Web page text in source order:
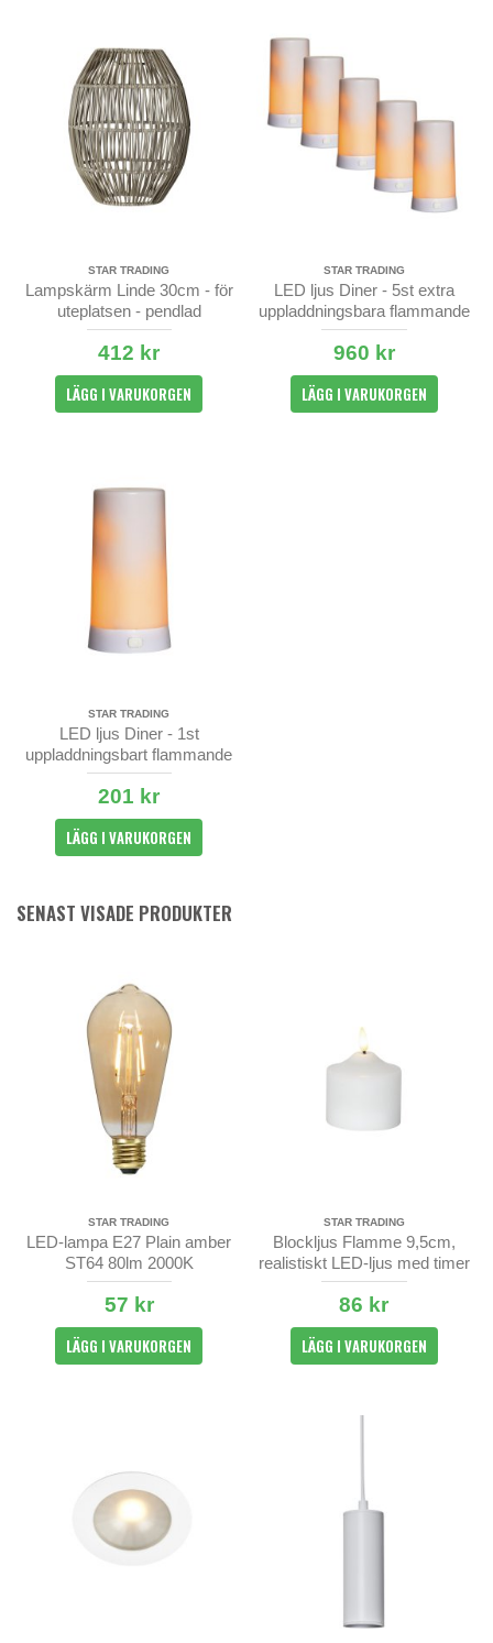
STAR TRADING
Lampskärm Linde 30cm - för
uteplatsen - pendlad
412 kr
LÄGG I VARUKORGEN
STAR TRADING
LED ljus Diner - 5st extra
uppladdningsbara flammande
blockljus
960 kr
LÄGG I VARUKORGEN
STAR TRADING
LED ljus Diner - 1st
uppladdningsbart flammande
blockljus
201 kr
LÄGG I VARUKORGEN
SENAST VISADE PRODUKTER
STAR TRADING
LED-lampa E27 Plain amber
ST64 80lm 2000K
57 kr
LÄGG I VARUKORGEN
STAR TRADING
Blockljus Flamme 9,5cm,
realistiskt LED-ljus med timer
86 kr
LÄGG I VARUKORGEN